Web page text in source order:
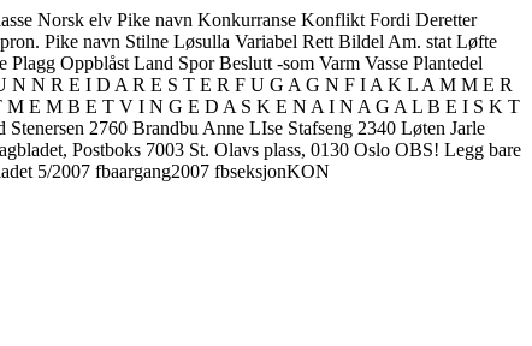
Norsk elv Pike navn Konkurranse Konflikt Fordi Deretter
Pike navn Stilne Løsulla Variabel Rett Bildel Am. stat Løfte
Oppblåst Land Spor Beslutt -som Varm Vasse Plantedel
N N R E I D A R E S T E R F U G A G N F I A K L A M M E R
E M B E T V I N G E D A S K E N A I N A G A L B E I S K T
2760 Brandbu Anne LIse Stafseng 2340 Løten Jarle
Postboks 7003 St. Olavs plass, 0130 Oslo OBS! Legg bare
5/2007 fbaargang2007 fbseksjonKON